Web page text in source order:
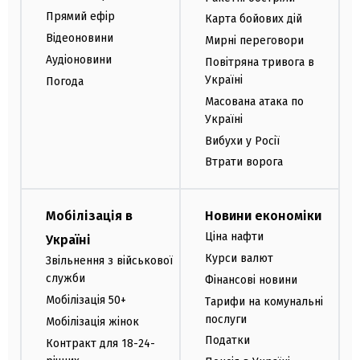
Прямий ефір
Відеоновини
Аудіоновини
Погода
Карта бойових дій
Мирні переговори
Повітряна тривога в
Україні
Масована атака по
Україні
Вибухи у Росії
Втрати ворога
Мобілізація в
Україні
Звільнення з військової
служби
Мобілізація 50+
Мобілізація жінок
Контракт для 18-24-
Новини економіки
Ціна нафти
Курси валют
Фінансові новини
Тарифи на комунальні
послуги
Податки